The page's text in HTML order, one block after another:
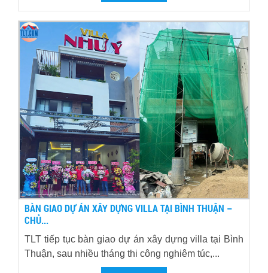
BÀN GIAO DỰ ÁN XÂY DỰNG VILLA TẠI BÌNH THUẬN –
CHỦ...
TLT tiếp tục bàn giao dự án xây dựng villa tại Bình
Thuận, sau nhiều tháng thi công nghiêm túc,...